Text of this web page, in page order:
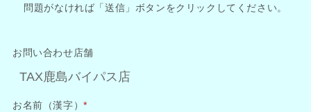
問題がなければ「送信」ボタンをクリックしてください。
お問い合わせ店舗
お名前（漢字）*